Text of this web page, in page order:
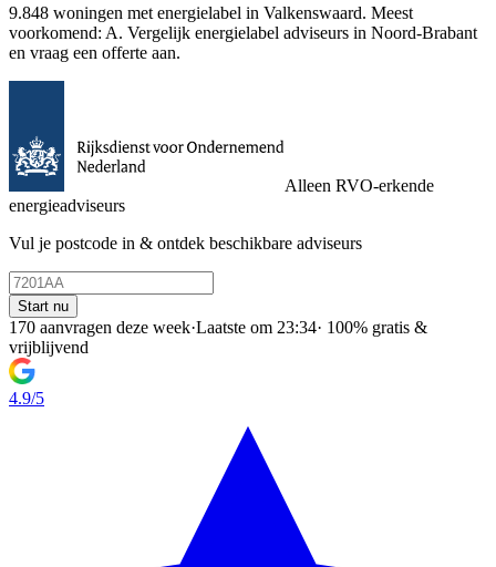
9.848 woningen met energielabel in Valkenswaard. Meest
voorkomend: A. Vergelijk energielabel adviseurs in Noord-Brabant
en vraag een offerte aan.
Alleen RVO-erkende
energieadviseurs
Vul je postcode in & ontdek beschikbare adviseurs
Start nu
170 aanvragen deze week·Laatste om 23:34· 100% gratis &
vrijblijvend
4.9/5